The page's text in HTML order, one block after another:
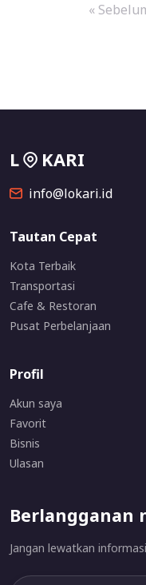
«
L KARI
info@lokari.id
Tautan Cepat
Kota Terbaik
Transportasi
Cafe & Restoran
Pusat Perbelanjaan
Profil
Akun saya
Favorit
Bisnis
Ulasan
Berlangganan
Jangan lewatkan